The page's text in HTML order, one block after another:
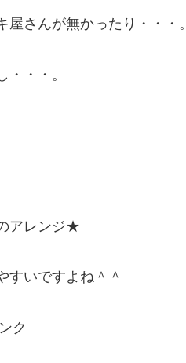
さんが無かったり・・・。
・・。
アレンジ★
すいですよね＾＾
ク